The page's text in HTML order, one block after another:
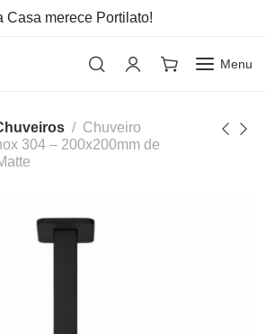
Casa merece Portilato!
Menu
Chuveiro
304 – 200x200mm de